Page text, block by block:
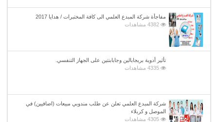
مفاجأة شركة المبدع العلمي الى كافة المختبرات / هدايا 2017
4382 مشاهدات
تأثير أدوية بريجابالين وجابابنتين على الجهاز التنفسي.
4335 مشاهدات
شركة المبدع العلمي تعلن عن طلب مندوبي مبيعات (اضافيين) في
الموصل و كربلاء
4305 مشاهدات